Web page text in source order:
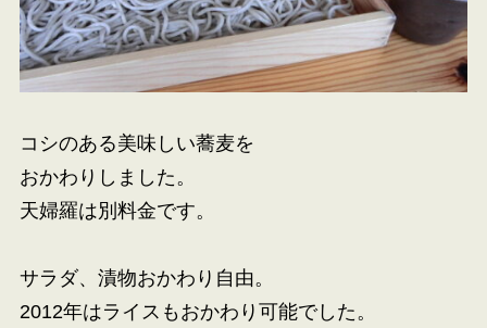
コシのある美味しい蕎麦を
おかわりしました。
天婦羅は別料金です。
サラダ、漬物おかわり自由。
2012年はライスもおかわり可能でした。